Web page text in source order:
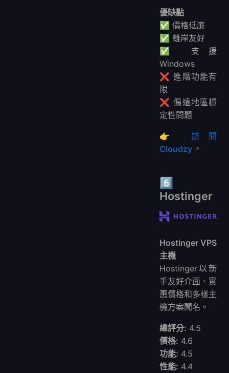
優缺點
✅ 價格低廉
✅ 離岸友好
✅ 支援
Windows
❌ 進階功能有
限
❌ 偏遠地區穩
定性問題
👉 訪問
Cloudzy
6️⃣
Hostinger
Hostinger VPS
主機
Hostinger以新
手友好介面、實
惠價格和多樣主
機方案聞名。
總評分: 4.5
價格: 4.6
功能: 4.5
性能: 4.4